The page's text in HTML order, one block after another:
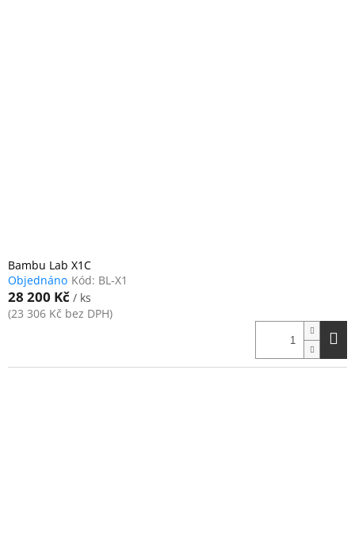
Bambu Lab X1C
Objednáno Kód: BL-X1
28 200 Kč / ks
(23 306 Kč bez DPH)